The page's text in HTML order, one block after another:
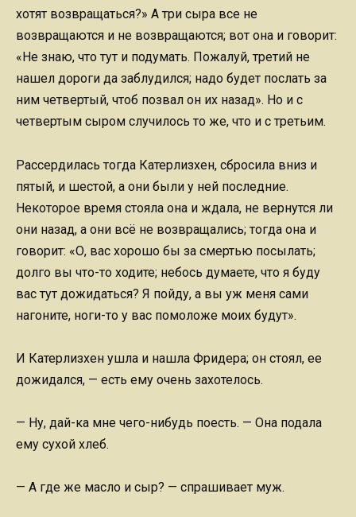
хотят возвращаться?» А три сыра все не
возвращаются и не возвращаются; вот она и говорит:
«Не знаю, что тут и подумать. Пожалуй, третий не
нашел дороги да заблудился; надо будет послать за
ним четвертый, чтоб позвал он их назад». Но и с
четвертым сыром случилось то же, что и с третьим.
Рассердилась тогда Катерлизхен, сбросила вниз и
пятый, и шестой, а они были у ней последние.
Некоторое время стояла она и ждала, не вернутся ли
они назад, а они всё не возвращались; тогда она и
говорит: «О, вас хорошо бы за смертью посылать;
долго вы что-то ходите; небось думаете, что я буду
вас тут дожидаться? Я пойду, а вы уж меня сами
нагоните, ноги-то у вас помоложе моих будут».
И Катерлизхен ушла и нашла Фридера; он стоял, ее
дожидался, — есть ему очень захотелось.
— Ну, дай-ка мне чего-нибудь поесть. — Она подала
ему сухой хлеб.
— А где же масло и сыр? — спрашивает муж.